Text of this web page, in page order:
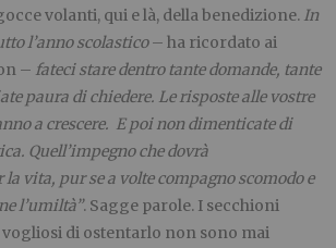
volanti, qui e là, della benedizione. In
l’anno scolastico– ha ricordato ai
– fateci stare dentro tante domande, tante
paura di chiedere. Le risposte alle vostre
a crescere. E poi non dimenticate di
Quell’impegno che dovrà
vita, pur se a volte compagno scomodo e
l’umiltà”. Sagge parole. I secchioni
vogliosi di ostentarlo non sono mai